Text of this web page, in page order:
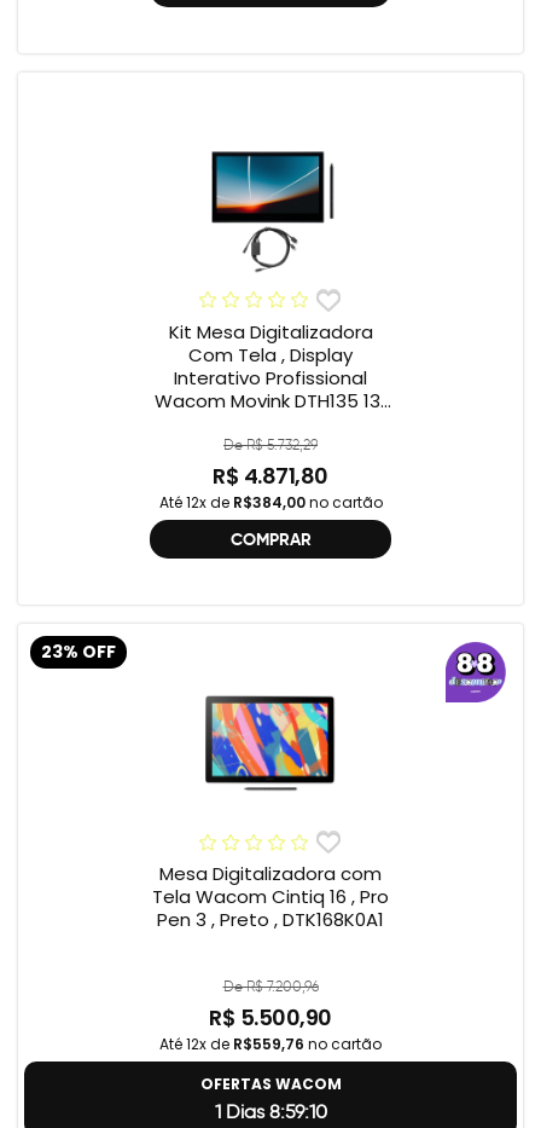
Kit Mesa Digitalizadora
Com Tela , Display
Interativo Profissional
Wacom Movink DTH135 13”
One , 2ª geração
De R$ 5.732,29
R$ 4.871,80
Até 12x de R$384,00no cartão
COMPRAR
23% OFF
Mesa Digitalizadora com
Tela Wacom Cintiq 16 , Pro
Pen 3 , Preto , DTK168K0A1
De R$ 7.200,96
R$ 5.500,90
Até 12x de R$559,76 no cartão
OFERTAS WACOM
1 Dias 8:59:9